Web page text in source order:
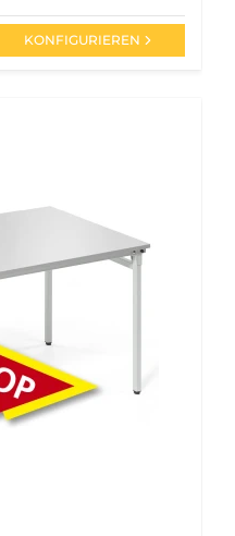
KONFIGURIEREN